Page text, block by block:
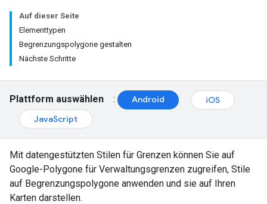
Auf dieser Seite
Elementtypen
Begrenzungspolygone gestalten
Nächste Schritte
Plattform auswählen : Android
iOS
JavaScript
Mit datengestützten Stilen für Grenzen können Sie auf
Google-Polygone für Verwaltungsgrenzen zugreifen, Stile
auf Begrenzungspolygone anwenden und sie auf Ihren
Karten darstellen.